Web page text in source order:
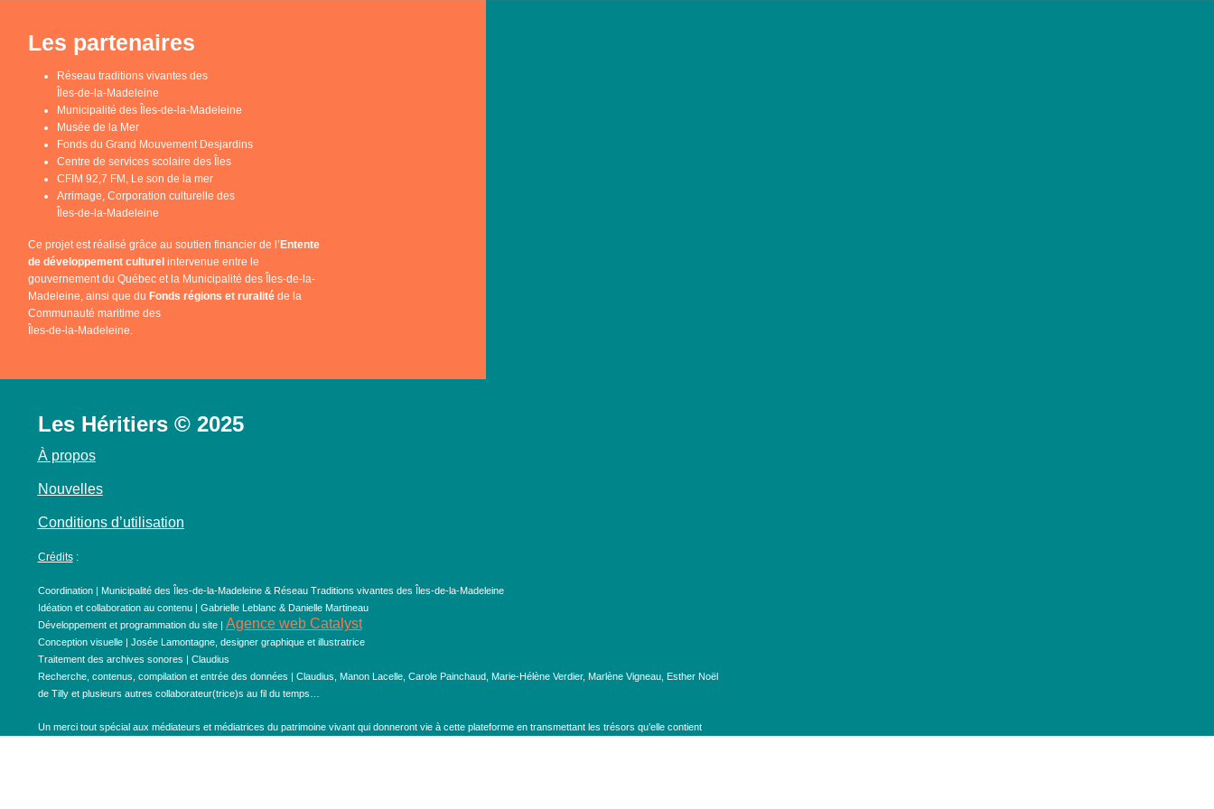
Les partenaires
Réseau traditions vivantes des
Îles-de-la-Madeleine
Municipalité des Îles-de-la-Madeleine
Musée de la Mer
Fonds du Grand Mouvement Desjardins
Centre de services scolaire des Îles
CFIM 92,7 FM, Le son de la mer
Arrimage, Corporation culturelle des
Îles-de-la-Madeleine
Ce projet est réalisé grâce au soutien financier de l’Entente
de développement culturel intervenue entre le
gouvernement du Québec et la Municipalité des Îles-de-la-
Madeleine, ainsi que du Fonds régions et ruralité de la
Communauté maritime des
Îles-de-la-Madeleine.
Les Héritiers © 2025
À propos
Nouvelles
Conditions d’utilisation
Crédits:
Coordination | Municipalité des Îles-de-la-Madeleine & Réseau Traditions vivantes des Îles-de-la-Madeleine
Idéation et collaboration au contenu | Gabrielle Leblanc & Danielle Martineau
Développement et programmation du site | Agence web Catalyst
Conception visuelle | Josée Lamontagne, designer graphique et illustratrice
Traitement des archives sonores | Claudius
Recherche, contenus, compilation et entrée des données | Claudius, Manon Lacelle, Carole Painchaud, Marie-Hélène Verdier, Marlène Vigneau, Esther Noël
de Tilly et plusieurs autres collaborateur(trice)s au fil du temps…
Un merci tout spécial aux médiateurs et médiatrices du patrimoine vivant qui donneront vie à cette plateforme en transmettant les trésors qu’elle contient